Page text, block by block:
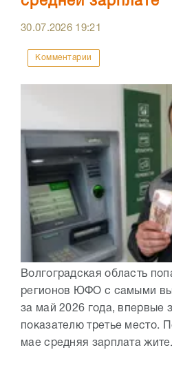
30.07.2026 19:21
Комментарии
Волгоградская область
регионов ЮФО с самыми
за май 2026 года, впервые
показателю третье место.
мае средняя зарплата